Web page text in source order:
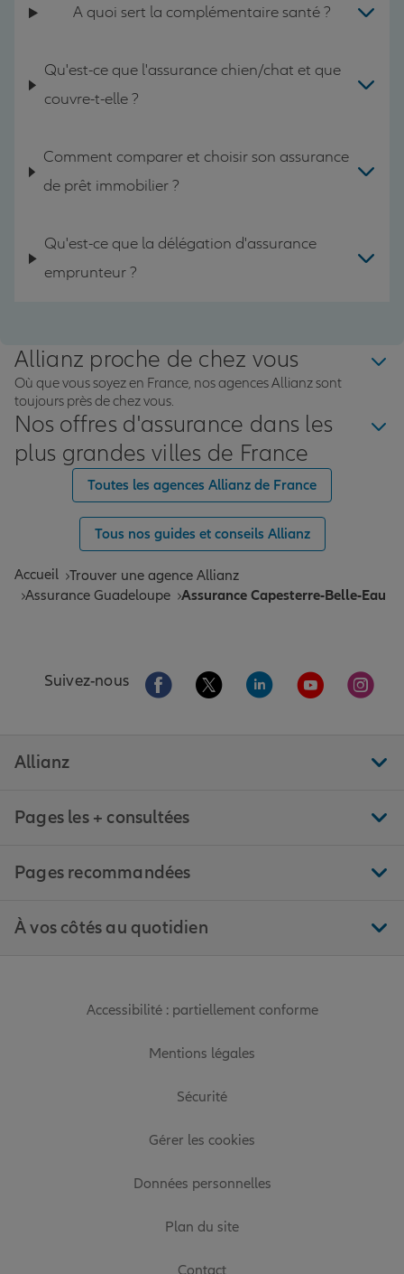
A quoi sert la complémentaire santé ?
Qu'est-ce que l'assurance chien/chat et que
couvre-t-elle ?
Comment comparer et choisir son assurance
de prêt immobilier ?
Qu'est-ce que la délégation d'assurance
emprunteur ?
Allianz proche de chez vous
Où que vous soyez en France, nos agences Allianz sont
toujours près de chez vous.
Nos offres d'assurance dans les
plus grandes villes de France
Toutes les agences Allianz de France
Tous nos guides et conseils Allianz
Accueil Trouver une agence Allianz
Assurance Guadeloupe Assurance Capesterre-Belle-Eau
Suivez-nous Aller sur la page Facebook de Allianz
Aller sur la page Twitter de
Aller sur la page
Aller sur la
Aller
Allianz
Pages les + consultées
Pages recommandées
À vos côtés au quotidien
Accessibilité : partiellement conforme
Mentions légales
Sécurité
Gérer les cookies
Données personnelles
Plan du site